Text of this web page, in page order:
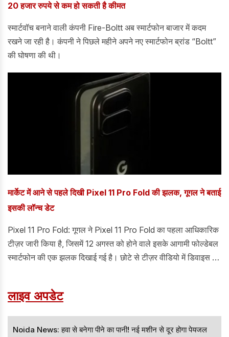
20 हजार रुपये से कम हो सकती है कीमत
स्मार्टवॉच बनाने वाली कंपनी Fire-Boltt अब स्मार्टफोन बाजार में कदम
रखने जा रही है। कंपनी ने पिछले महीने अपने नए स्मार्टफोन ब्रांड “Boltt”
की घोषणा की थी।
मार्केट में आने से पहले दिखी Pixel 11 Pro Fold की झलक, गूगल ने बताई
इसकी लॉन्च डेट
Pixel 11 Pro Fold: गूगल ने Pixel 11 Pro Fold का पहला आधिकारिक
टीज़र जारी किया है, जिसमें 12 अगस्त को होने वाले इसके आगामी फोल्डेबल
स्मार्टफोन की एक झलक दिखाई गई है। छोटे से टीज़र वीडियो में डिवाइस के
लाइव अपडेट
Noida News: हवा से बनेगा पीने का पानी! नई मशीन से दूर होगा पेयजल